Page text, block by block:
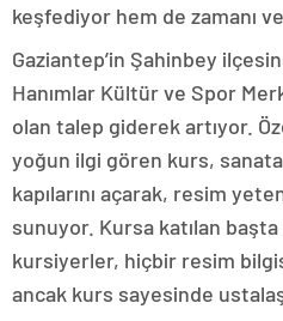
keşfediyor hem de zamanı
Gaziantep’in Şahinbey
Hanımlar Kültür ve Spor
olan talep giderek artıyor.
yoğun ilgi gören kurs,
kapılarını açarak, resim
sunuyor. Kursa katılan
kursiyerler, hiçbir resim
ancak kurs sayesinde